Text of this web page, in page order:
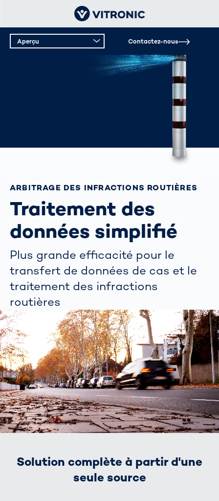
ARBITRAGE DES INFRACTIONS ROUTIÈRES
Traitement des
données simplifié
Plus grande efficacité pour le
transfert de données de cas et le
traitement des infractions
routières
Aperçu Contactez-nous
Solution complète à partir d'une
seule source